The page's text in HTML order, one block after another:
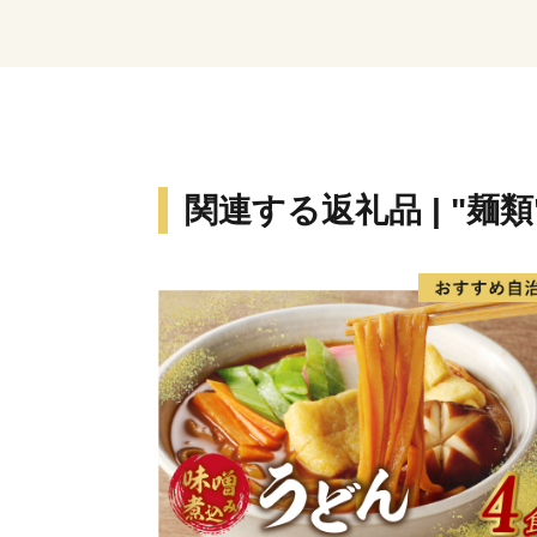
関連する返礼品 | "麺